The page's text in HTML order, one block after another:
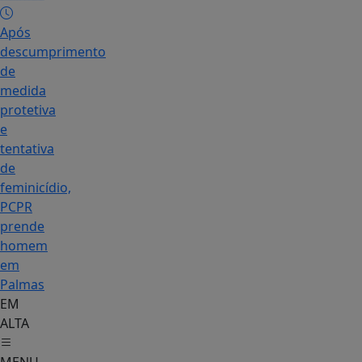
Após
descumprimento
de
medida
protetiva
e
tentativa
de
feminicídio,
PCPR
prende
homem
em
Palmas
EM
ALTA